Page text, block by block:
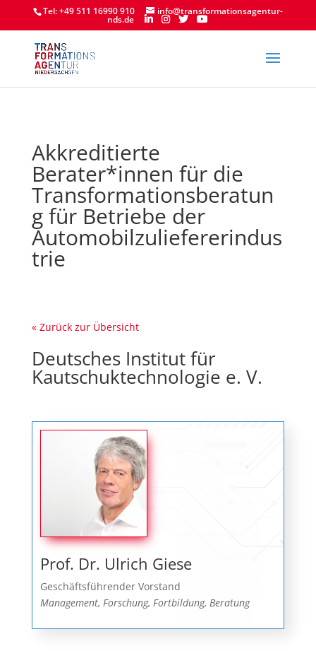
Tel: +49 511 16990 910 info@transformationsagentur-
nds.de
Akkreditierte
Berater*innen für die
Transformationsberatun
g für Betriebe der
Automobilzuliefererindus
trie
« Zurück zur Übersicht
Deutsches Institut für
Kautschuktechnologie e. V.
Prof. Dr. Ulrich Giese
Geschäftsführender Vorstand
Management, Forschung, Fortbildung, Beratung